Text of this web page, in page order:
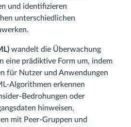
und identifizieren
unterschiedlichen
wandelt die Überwachung
eine prädiktive Form um, indem
für Nutzer und Anwendungen
erkennen
oder
hinweisen,
mit Peer‑Gruppen und